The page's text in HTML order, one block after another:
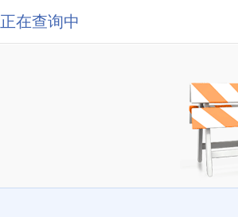
正在查询中